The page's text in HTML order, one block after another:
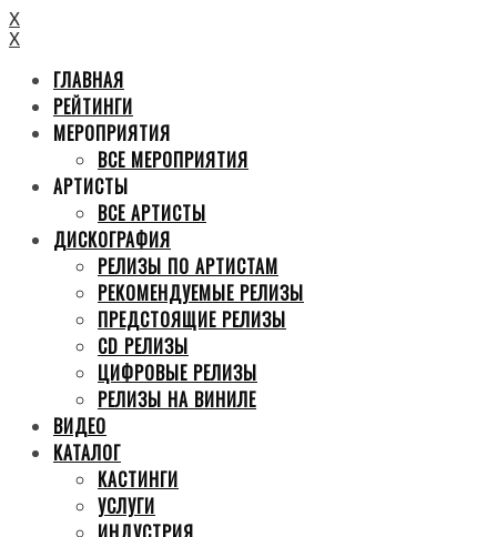
X
X
ГЛАВНАЯ
РЕЙТИНГИ
МЕРОПРИЯТИЯ
ВСЕ МЕРОПРИЯТИЯ
АРТИСТЫ
ВСЕ АРТИСТЫ
ДИСКОГРАФИЯ
РЕЛИЗЫ ПО АРТИСТАМ
РЕКОМЕНДУЕМЫЕ РЕЛИЗЫ
ПРЕДСТОЯЩИЕ РЕЛИЗЫ
CD РЕЛИЗЫ
ЦИФРОВЫЕ РЕЛИЗЫ
РЕЛИЗЫ НА ВИНИЛЕ
ВИДЕО
КАТАЛОГ
КАСТИНГИ
УСЛУГИ